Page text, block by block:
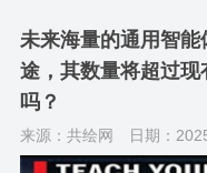
未来海量的通用智能
途，其数量将超过
吗？
来源：共绘网 日期：